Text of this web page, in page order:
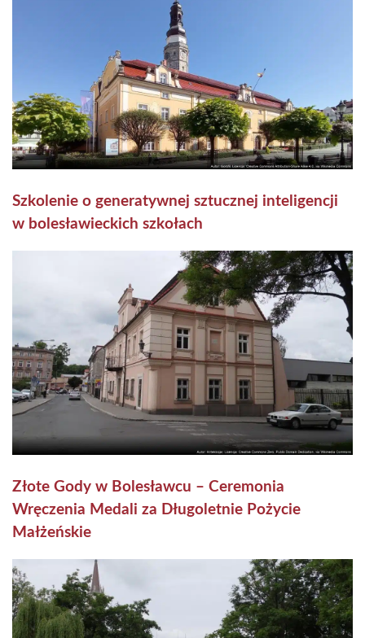
Szkolenie o generatywnej sztucznej inteligencji
w bolesławieckich szkołach
Złote Gody w Bolesławcu – Ceremonia
Wręczenia Medali za Długoletnie Pożycie
Małżeńskie